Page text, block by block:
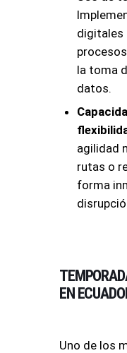
digitales
la toma
datos.
agilidad
rutas o
forma
EN
Uno de los